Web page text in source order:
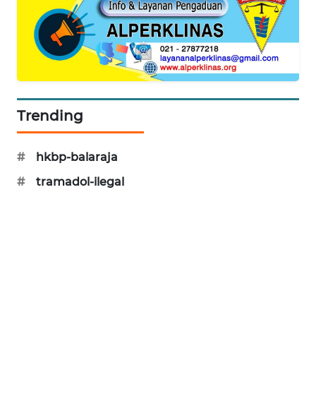
Trending
#
hkbp-balaraja
#
tramadol-ilegal
WN
SAMOSIR
PADANG
LAWAS
WN
SUMEDANG
WN